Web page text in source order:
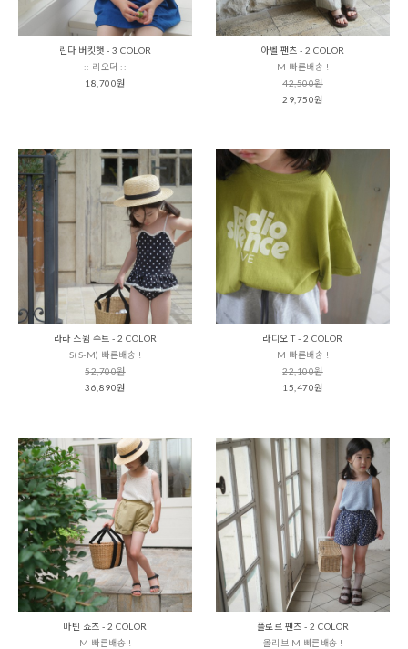
린다 버킷햇 - 3 COLOR
:: 리오더 ::
18,700원
아벨 팬츠 - 2 COLOR
M 빠른배송 !
42,500원
29,750원
라라 스윔 수트 - 2 COLOR
S(S-M) 빠른배송 !
52,700원
36,890원
라디오 T - 2 COLOR
M 빠른배송 !
22,100원
15,470원
마틴 쇼츠 - 2 COLOR
M 빠른배송 !
플로르 팬츠 - 2 COLOR
올리브 M 빠른배송 !